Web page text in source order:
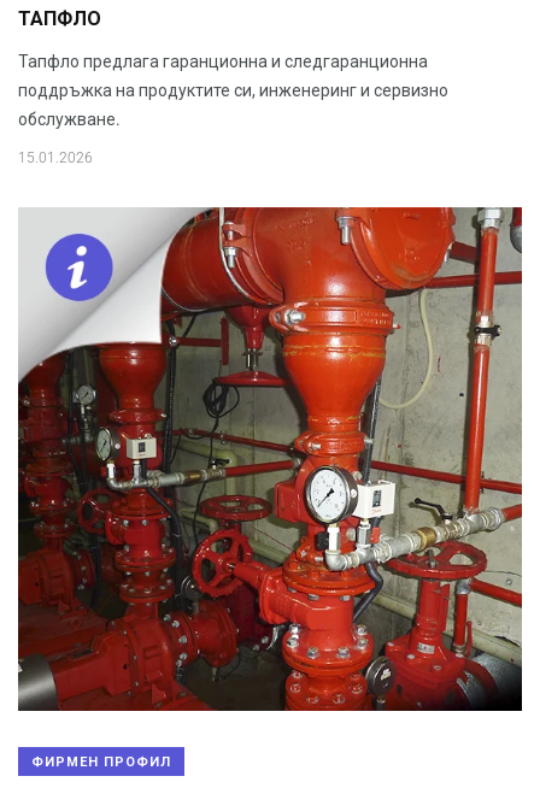
ТАПФЛО
Тапфло предлага гаранционна и следгаранционна
поддръжка на продуктите си, инженеринг и сервизно
обслужване.
15.01.2026
ФИРМЕН ПРОФИЛ